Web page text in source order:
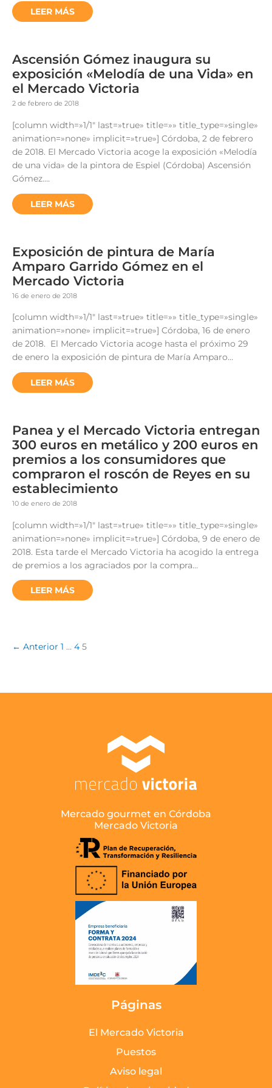
LEER MÁS
Ascensión Gómez inaugura su
exposición «Melodía de una Vida» en
el Mercado Victoria
2 de febrero de 2018
[column width=»1/1″ last=»true» title=»» title_type=»single»
animation=»none» implicit=»true»] Córdoba, 2 de febrero
de 2018. El Mercado Victoria acoge la exposición «Melodía
de una vida» de la pintora de Espiel (Córdoba) Ascensión
Gómez….
LEER MÁS
Exposición de pintura de María
Amparo Garrido Gómez en el
Mercado Victoria
16 de enero de 2018
[column width=»1/1″ last=»true» title=»» title_type=»single»
animation=»none» implicit=»true»] Córdoba, 16 de enero
de 2018. El Mercado Victoria acoge hasta el próximo 29
de enero la exposición de pintura de María Amparo…
LEER MÁS
Panea y el Mercado Victoria entregan
300 euros en metálico y 200 euros en
premios a los consumidores que
compraron el roscón de Reyes en su
establecimiento
10 de enero de 2018
[column width=»1/1″ last=»true» title=»» title_type=»single»
animation=»none» implicit=»true»] Córdoba, 9 de enero de
2018. Esta tarde el Mercado Victoria ha acogido la entrega
de premios a los agraciados por la compra…
LEER MÁS
← Anterior 1 … 4 5
Mercado gourmet en Córdoba
Mercado Victoria
Páginas
El Mercado Victoria
Puestos
Aviso legal